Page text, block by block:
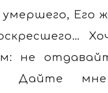
умершего, Его
не
Дайте